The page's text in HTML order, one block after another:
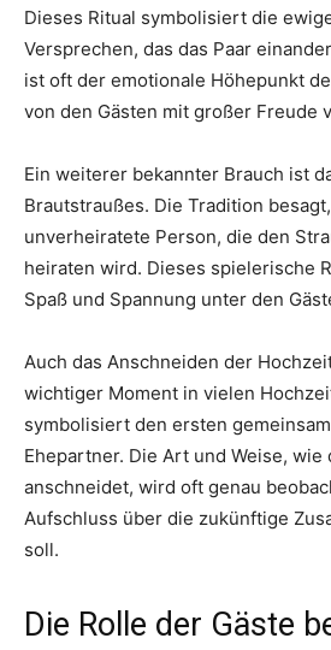
Dieses Ritual symbolisiert die
Versprechen, das das Paar
ist oft der emotionale Höhepunkt
von den Gästen mit großer Freude
Ein weiterer bekannter Brauch ist
Brautstraußes. Die Tradition
unverheiratete Person, die den
heiraten wird. Dieses spielerische
Spaß und Spannung unter den
Auch das Anschneiden der
wichtiger Moment in vielen
symbolisiert den ersten
Ehepartner. Die Art und Weise, wie
anschneidet, wird oft genau
Aufschluss über die zukünftige
soll.
Die Rolle der Gäste